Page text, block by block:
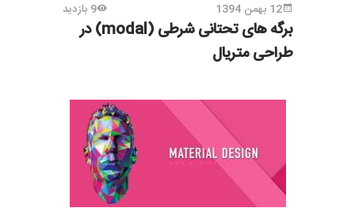
12 بهمن 1394 9 بازدید
برگه های تحتانی شرطی (modal) در
طراحی متریال